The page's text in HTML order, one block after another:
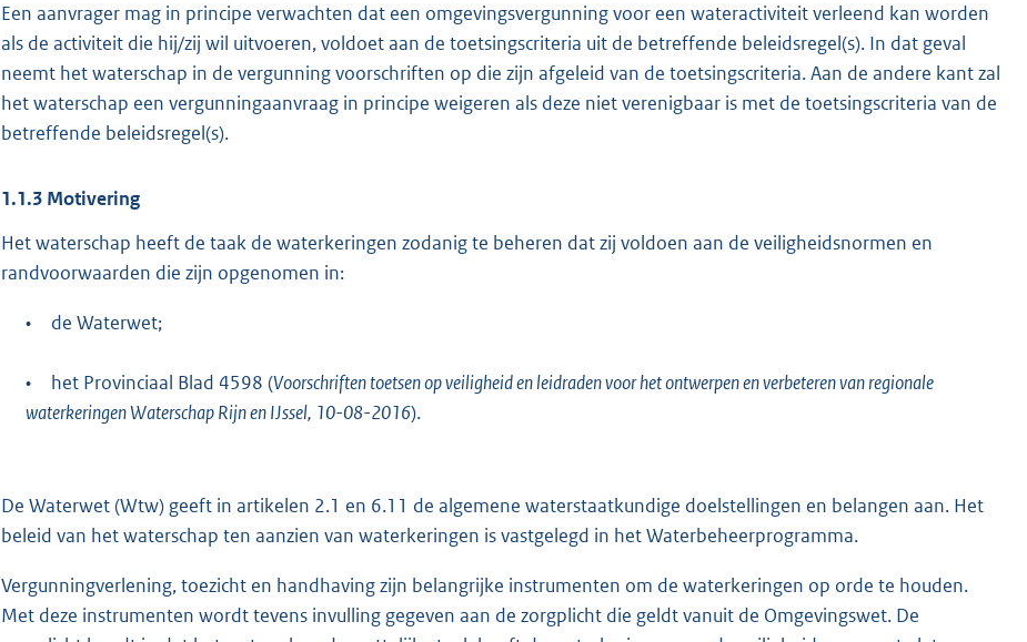
Een aanvrager mag in principe verwachten dat een omgevingsvergunning voor een wateractiviteit verleend kan worden
als de activiteit die hij/zij wil uitvoeren, voldoet aan de toetsingscriteria uit de betreffende beleidsregel(s). In dat geval
neemt het waterschap in de vergunning voorschriften op die zijn afgeleid van de toetsingscriteria. Aan de andere kant zal
het waterschap een vergunningaanvraag in principe weigeren als deze niet verenigbaar is met de toetsingscriteria van de
betreffende beleidsregel(s).
1.1.3 Motivering
Het waterschap heeft de taak de waterkeringen zodanig te beheren dat zij voldoen aan de veiligheidsnormen en
randvoorwaarden die zijn opgenomen in:
• de Waterwet;
• het Provinciaal Blad 4598 (Voorschriften toetsen op veiligheid en leidraden voor het ontwerpen en verbeteren van regionale
waterkeringen Waterschap Rijn en IJssel, 10-08-2016).
De Waterwet (Wtw) geeft in artikelen 2.1 en 6.11 de algemene waterstaatkundige doelstellingen en belangen aan. Het
beleid van het waterschap ten aanzien van waterkeringen is vastgelegd in het Waterbeheerprogramma.
Vergunningverlening, toezicht en handhaving zijn belangrijke instrumenten om de waterkeringen op orde te houden.
Met deze instrumenten wordt tevens invulling gegeven aan de zorgplicht die geldt vanuit de Omgevingswet. De